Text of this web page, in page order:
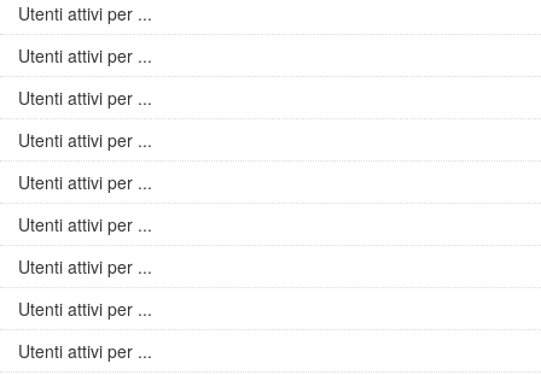
Utenti attivi per ...
Utenti attivi per ...
Utenti attivi per ...
Utenti attivi per ...
Utenti attivi per ...
Utenti attivi per ...
Utenti attivi per ...
Utenti attivi per ...
Utenti attivi per ...